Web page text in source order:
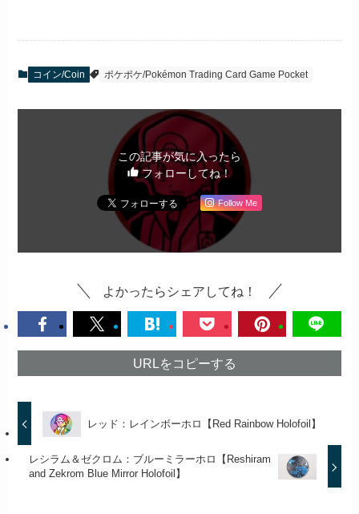
コイン/Coin ポケポケ/Pokémon Trading Card Game Pocket
この記事が気に入ったら
フォローしてね！
Follow Me
よかったらシェアしてね！
URLをコピーする
レッド：レインボーホロ【Red Rainbow Holofoil】
レシラム＆ゼクロム：ブルーミラーホロ【Reshiram
and Zekrom Blue Mirror Holofoil】